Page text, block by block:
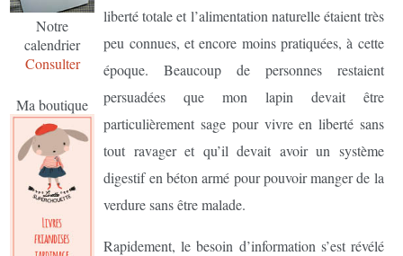
Notre
calendrier
Consulter
Ma boutique
liberté totale et l’alimentation naturelle étaient très
peu connues, et encore moins pratiquées, à cette
époque. Beaucoup de personnes restaient
persuadées que mon lapin devait être
particulièrement sage pour vivre en liberté sans
tout ravager et qu’il devait avoir un système
digestif en béton armé pour pouvoir manger de la
verdure sans être malade.
Rapidement, le besoin d’information s’est révélé